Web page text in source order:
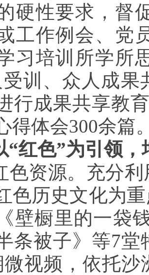
硬性要求，督
工作例会、党
习培训所学所
训、众人成果
行成果共享教
得体会300余篇
“红色”为引领
色资源。充分
色历史文化为
壁橱里的一袋
条被子》等7
视频，依托